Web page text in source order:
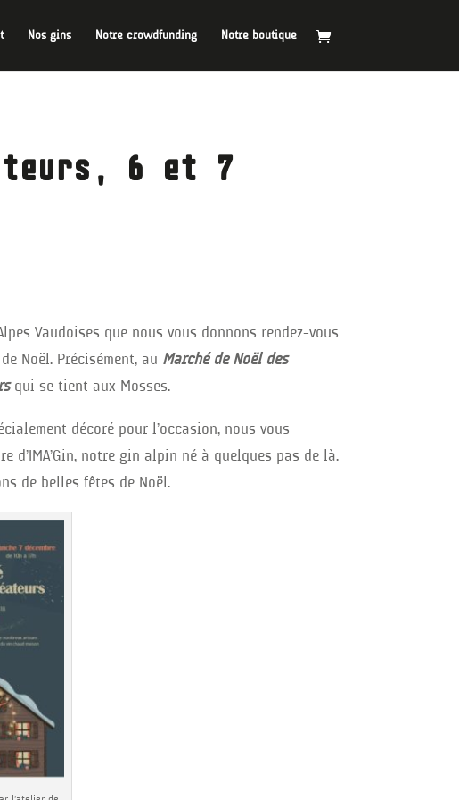
Nos gins Notre crowdfunding Notre boutique
6 et 7
Vaudoises que nous vous donnons rendez-vous
Noël. Précisément, au Marché de Noël des
qui se tient aux Mosses.
décoré pour l’occasion, nous vous
d’IMA’Gin, notre gin alpin né à quelques pas de là.
de belles fêtes de Noël.